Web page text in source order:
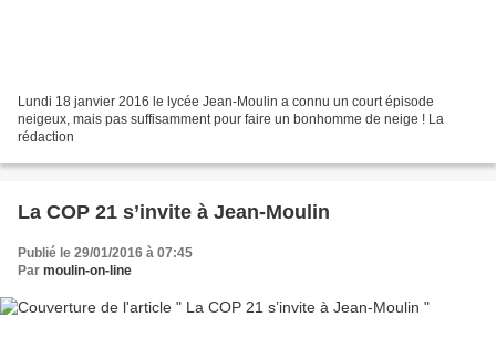
Lundi 18 janvier 2016 le lycée Jean-Moulin a connu un court épisode
neigeux, mais pas suffisamment pour faire un bonhomme de neige ! La
rédaction
La COP 21 s’invite à Jean-Moulin
Publié le 29/01/2016 à 07:45
Par moulin-on-line